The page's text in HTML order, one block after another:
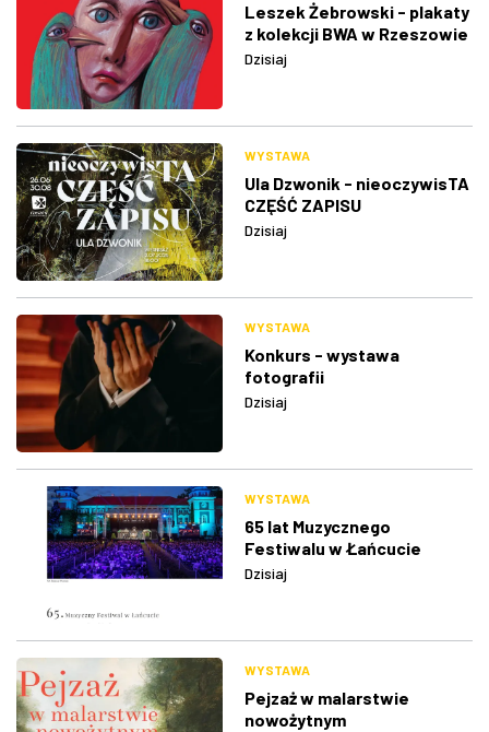
Leszek Żebrowski - plakaty
z kolekcji BWA w Rzeszowie
Dzisiaj
WYSTAWA
Ula Dzwonik - nieoczywisTA
CZĘŚĆ ZAPISU
Dzisiaj
WYSTAWA
Konkurs - wystawa
fotografii
Dzisiaj
WYSTAWA
65 lat Muzycznego
Festiwalu w Łańcucie
Dzisiaj
WYSTAWA
Pejzaż w malarstwie
nowożytnym